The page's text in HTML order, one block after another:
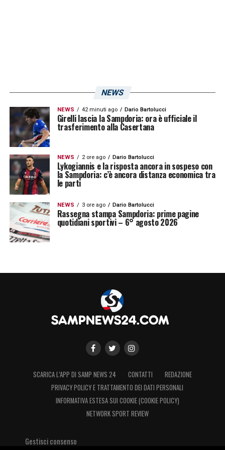
LA PLAYLIST DELLE NOSTRE TOP NEWS
NEWS
NEWS 42 minuti ago Dario Bartolucci
Girelli lascia la Sampdoria: ora è ufficiale il
trasferimento alla Casertana
NEWS 2 ore ago Dario Bartolucci
Lykogiannis e la risposta ancora in sospeso con
la Sampdoria: c’è ancora distanza economica tra
le parti
NEWS 3 ore ago Dario Bartolucci
Rassegna stampa Sampdoria: prime pagine
quotidiani sportivi – 6° agosto 2026
SCARICA L’APP DI SAMP NEWS 24 CONTATTI
REDAZIONE
PRIVACY POLICY E TRATTAMENTO DEI DATI PERSONALI
INFORMATIVA ESTESA SUI COOKIE (COOKIE POLICY)
NETWORK SPORT REVIEW
Gestisci consenso